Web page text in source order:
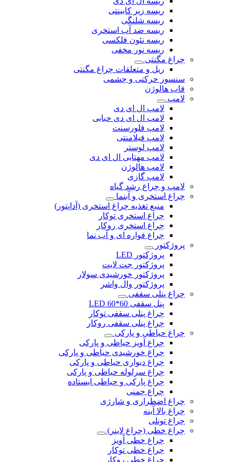
ریسه زیر کابینتی
ریسه شلنگی
ریسه ضد آب استخری
ریسه نئون فلکسی
ریسه نور مخفی
چراغ مگنتی
ریل و متعلقات چراغ مگنتی
سنسور حرکتی و چشمی
قاب هالوژن
لامپ
لامپ ال ای دی
لامپ ال ای دی حبابی
لامپ فلورسنت
لامپ فیلامنتی
لامپ لوستر
لامپ مهتابی ال ای دی
لامپ هالوژن
لامپ گازی
لامپ و چراغ رشد گیاه
چراغ استخری و آبنما
منبع تغذیه چراغ استخری (آداپتور)
چراغ استخری توکار
چراغ استخری روکار
چراغ فواره ای و آب نما
پروژکتور
پروژکتور LED
پروژکتور جت لایت
پروژکتور خورشیدی سولار
پروژکتور وال واشر
چراغ پنلی سقفی
پنل سقفی 60*60 LED
چراغ پنلی سقفی توکار
چراغ پنلی سقفی روکار
چراغ حیاطی و پارکی
چراغ آویز حیاطی و پارکی
چراغ خورشیدی حیاطی و پارکی
چراغ دیواری حیاطی و پارکی
چراغ سرلوله حیاطی و پارکی
چراغ پارکی و حیاطی ایستاده
چراغ چمنی
چراغ اضطراری و شارژی
چراغ بالا آینه
چراغ تونلی
چراغ خطی (چراغ لاینر)
چراغ خطی آویز
چراغ خطی توکار
چراغ خطی روکار